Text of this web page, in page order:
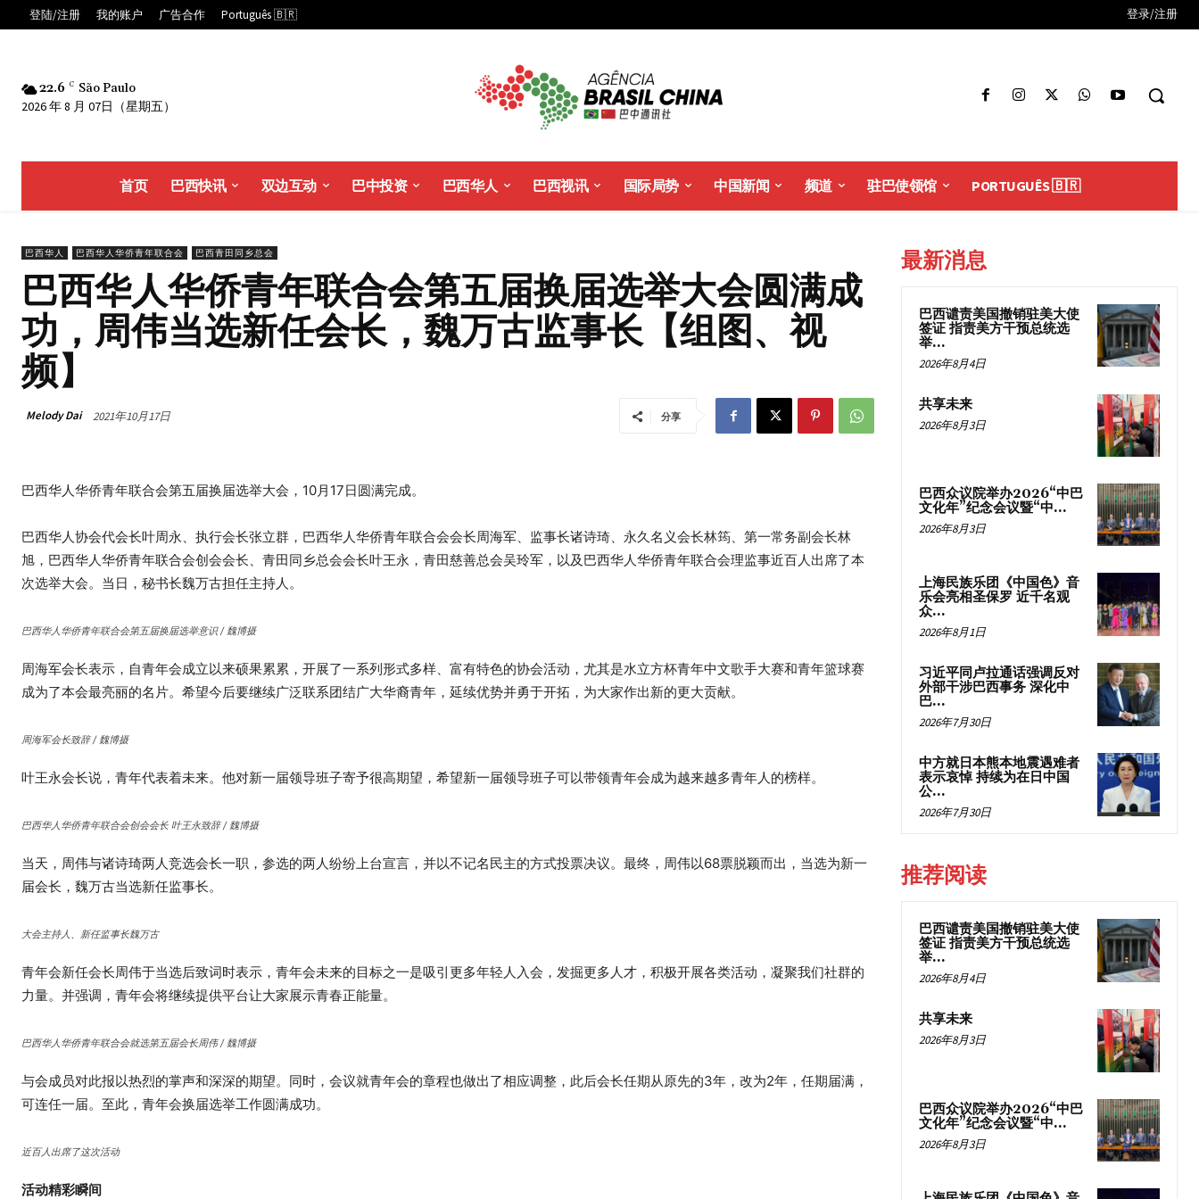
登陆/注册 我的账户 广告合作 Português 🇧🇷 登录/注册
22.6 C São Paulo
2026 年 8 月 07日（星期五）
首页 巴西快讯 双边互动 巴中投资 巴西华人 巴西视讯 国际局势 中国新闻 频道 驻巴使领馆 PORTUGUÊS 🇧🇷
巴西华人 巴西华人华侨青年联合会 巴西青田同乡总会
巴西华人华侨青年联合会第五届换届选举大会圆满成
功，周伟当选新任会长，魏万古监事长【组图、视
频】
Melody Dai 2021年10月17日 分享
巴西华人华侨青年联合会第五届换届选举大会，10月17日圆满完成。
巴西华人协会代会长叶周永、执行会长张立群，巴西华人华侨青年联合会会长周海军、监事长诸诗琦、永久名义会长林筠、第一常务副会长林
旭，巴西华人华侨青年联合会创会会长、青田同乡总会会长叶王永，青田慈善总会吴玲军，以及巴西华人华侨青年联合会理监事近百人出席了本
次选举大会。当日，秘书长魏万古担任主持人。
巴西华人华侨青年联合会第五届换届选举意识 / 魏博摄
周海军会长表示，自青年会成立以来硕果累累，开展了一系列形式多样、富有特色的协会活动，尤其是水立方杯青年中文歌手大赛和青年篮球赛
成为了本会最亮丽的名片。希望今后要继续广泛联系团结广大华裔青年，延续优势并勇于开拓，为大家作出新的更大贡献。
周海军会长致辞 / 魏博摄
叶王永会长说，青年代表着未来。他对新一届领导班子寄予很高期望，希望新一届领导班子可以带领青年会成为越来越多青年人的榜样。
巴西华人华侨青年联合会创会会长 叶王永致辞 / 魏博摄
当天，周伟与诸诗琦两人竞选会长一职，参选的两人纷纷上台宣言，并以不记名民主的方式投票决议。最终，周伟以68票脱颖而出，当选为新一
届会长，魏万古当选新任监事长。
大会主持人、新任监事长魏万古
青年会新任会长周伟于当选后致词时表示，青年会未来的目标之一是吸引更多年轻人入会，发掘更多人才，积极开展各类活动，凝聚我们社群的
力量。并强调，青年会将继续提供平台让大家展示青春正能量。
巴西华人华侨青年联合会就选第五届会长周伟 / 魏博摄
与会成员对此报以热烈的掌声和深深的期望。同时，会议就青年会的章程也做出了相应调整，此后会长任期从原先的3年，改为2年，任期届满，
可连任一届。至此，青年会换届选举工作圆满成功。
近百人出席了这次活动
活动精彩瞬间
最新消息
巴西谴责美国撤销驻美大使
签证 指责美方干预总统选
举...
2026年8月4日
共享未来
2026年8月3日
巴西众议院举办2026“中巴
文化年”纪念会议暨“中...
2026年8月3日
上海民族乐团《中国色》音
乐会亮相圣保罗 近千名观
众...
2026年8月1日
习近平同卢拉通话强调反对
外部干涉巴西事务 深化中
巴...
2026年7月30日
中方就日本熊本地震遇难者
表示哀悼 持续为在日中国
公...
2026年7月30日
推荐阅读
巴西谴责美国撤销驻美大使
签证 指责美方干预总统选
举...
2026年8月4日
共享未来
2026年8月3日
巴西众议院举办2026“中巴
文化年”纪念会议暨“中...
2026年8月3日